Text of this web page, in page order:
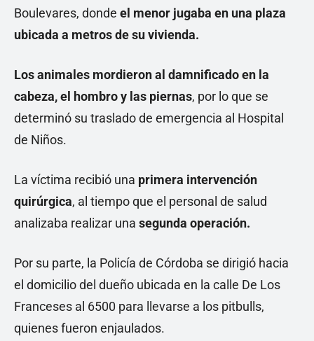
Boulevares, donde el menor jugaba en una plaza
ubicada a metros de su vivienda.
Los animales mordieron al damnificado en la
cabeza, el hombro y las piernas, por lo que se
determinó su traslado de emergencia al Hospital
de Niños.
La víctima recibió una primera intervención
quirúrgica, al tiempo que el personal de salud
analizaba realizar una segunda operación.
Por su parte, la Policía de Córdoba se dirigió hacia
el domicilio del dueño ubicada en la calle De Los
Franceses al 6500 para llevarse a los pitbulls,
quienes fueron enjaulados.